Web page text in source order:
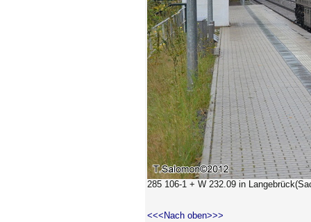
285 106-1 + W 232.09 in
<<<Nach oben>>>